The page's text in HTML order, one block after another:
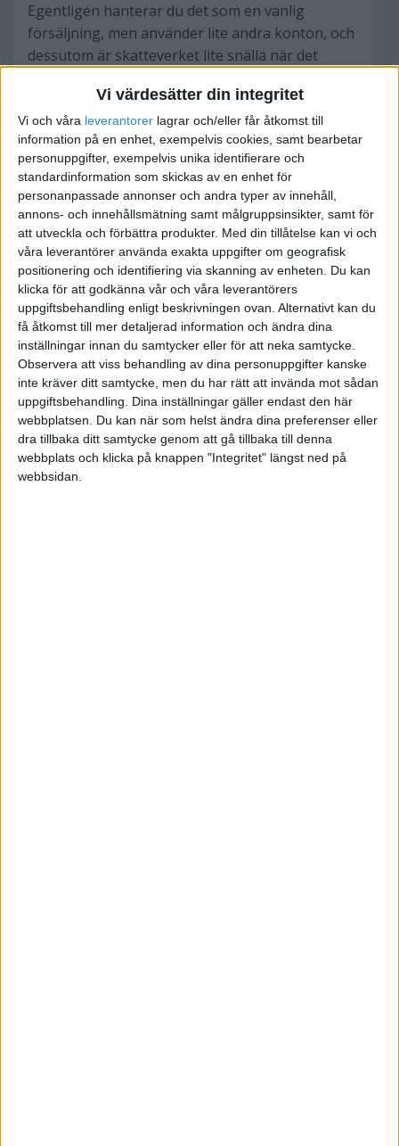
Vi värdesätter din integritet
Vi och våra leverantorer lagrar och/eller får åtkomst till
information på en enhet, exempelvis cookies, samt bearbetar
personuppgifter, exempelvis unika identifierare och
standardinformation som skickas av en enhet för
personanpassade annonser och andra typer av innehåll,
annons- och innehållsmätning samt målgruppsinsikter, samt för
att utveckla och förbättra produkter. Med din tillåtelse kan vi och
våra leverantörer använda exakta uppgifter om geografisk
positionering och identifiering via skanning av enheten. Du kan
klicka för att godkänna vår och våra leverantörers
uppgiftsbehandling enligt beskrivningen ovan. Alternativt kan du
få åtkomst till mer detaljerad information och ändra dina
inställningar innan du samtycker eller för att neka samtycke.
Observera att viss behandling av dina personuppgifter kanske
inte kräver ditt samtycke, men du har rätt att invända mot sådan
uppgiftsbehandling. Dina inställningar gäller endast den här
webbplatsen. Du kan när som helst ändra dina preferenser eller
dra tillbaka ditt samtycke genom att gå tillbaka till denna
webbplats och klicka på knappen "Integritet" längst ned på
webbsidan.
Egentligen hanterar du det som en vanlig
försäljning, men använder lite andra konton, och
dessutom är skatteverket lite snälla när det
När du tar ut en vara från handelsbolaget så ska
den värderas till marknadspris, dvs samma pris
som om du sålt till en främmande kund.
Momsen får du däremot beräkna på
inköpspriset ( så där tjänar du en slant )
Exempel:
Du köper in en vara till bolaget för 10 000 +
moms 2500. Den har ett försäljningsvärde ut till
kund på 20 000 + moms 5000.
Då bokar du:
2011 egna varuuttag D 25 000.
2611 utgående moms 25% K 2 500